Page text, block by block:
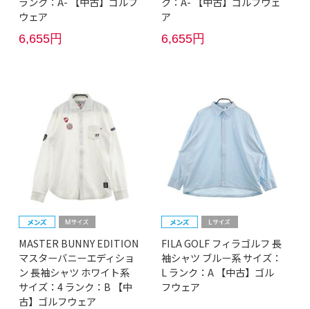
ウェア
6,655円
ア
6,655円
MASTER BUNNY EDITION
マスターバニーエディショ
ン 長袖シャツ ホワイト系
サイズ：4 ランク：B 【中
古】ゴルフウェア
FILA GOLF フィラゴルフ 長
袖シャツ ブルー系 サイズ：
L ランク：A 【中古】ゴル
フウェア